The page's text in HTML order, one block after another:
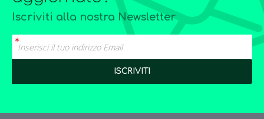
Iscriviti alla nostra Newsletter